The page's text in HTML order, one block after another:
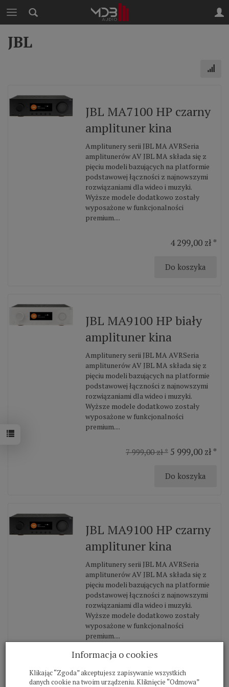
JBL
JBL MA7100 HP czarny
amplituner kina
Amplitunery serii JBL MA AVRSeria
amplitunerów AV JBL MA składa się z
pięciu modeli bazujących na platformie
podstawowej łączności z najnowszymi
rozwiązaniami dla wideo i muzyki.
Wyższe modele dodatkowo zostały
wyposażone w funkcjonalności
premium....
4 299,00 zł *
Do koszyka
JBL MA9100 HP biały
amplituner kina
Amplitunery serii JBL MA AVRSeria
amplitunerów AV JBL MA składa się z
pięciu modeli bazujących na platformie
podstawowej łączności z najnowszymi
rozwiązaniami dla wideo i muzyki.
Wyższe modele dodatkowo zostały
wyposażone w funkcjonalności
premium....
7 999,00 zł * 5 999,00 zł *
Do koszyka
JBL MA9100 HP czarny
amplituner kina
Amplitunery serii JBL MA AVRSeria
amplitunerów AV JBL MA składa się z
pięciu modeli bazujących na platformie
podstawowej łączności z najnowszymi
rozwiązaniami dla wideo i muzyki.
Wyższe modele dodatkowo zostały
wyposażone w funkcjonalności
premium....
7 999,00 zł *
Do koszyka
Informacja o cookies
Klikając “Zgoda” akceptujesz zapisywanie wszystkich
danych cookie na twoim urządzeniu. Kliknięcie “Odmowa”